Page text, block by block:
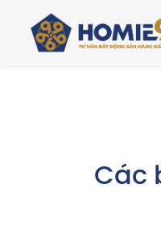
Các